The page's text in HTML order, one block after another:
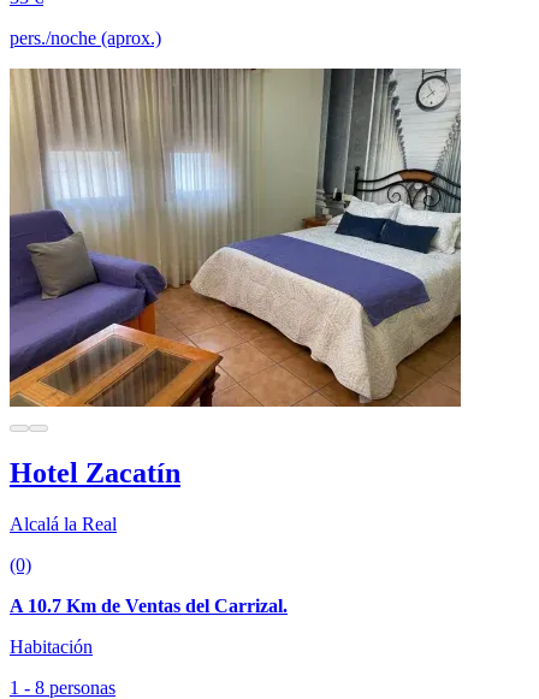
pers./noche (aprox.)
Hotel Zacatín
Alcalá la Real
(0)
A 10.7 Km de Ventas del Carrizal.
Habitación
1 - 8 personas